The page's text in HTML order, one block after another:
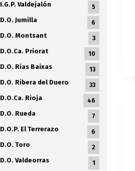
I.G.P. Valdejalón 5
D.O. Jumilla 6
D.O. Montsant 3
D.O.Ca. Priorat 10
D.O. Rias Baixas 13
D.O. Ribera del Duero 33
D.O.Ca. Rioja 46
D.O. Rueda 7
D.O.P. El Terrerazo 6
D.O. Toro 2
D.O. Valdeorras 1